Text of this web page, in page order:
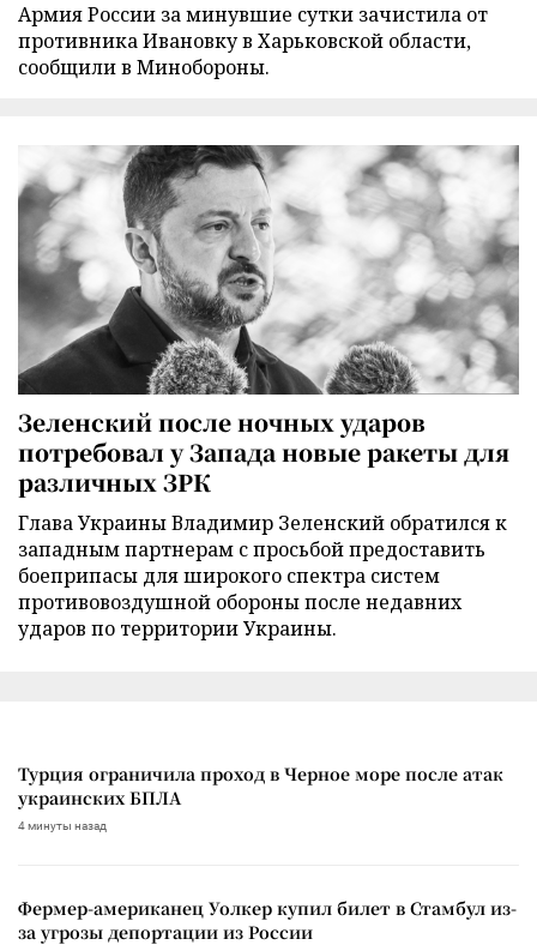
Армия России за минувшие сутки зачистила от
противника Ивановку в Харьковской области,
сообщили в Минобороны.
Зеленский после ночных ударов
потребовал у Запада новые ракеты для
различных ЗРК
Глава Украины Владимир Зеленский обратился к
западным партнерам с просьбой предоставить
боеприпасы для широкого спектра систем
противовоздушной обороны после недавних
ударов по территории Украины.
Турция ограничила проход в Черное море после атак
украинских БПЛА
4 минуты назад
Фермер-американец Уолкер купил билет в Стамбул из-
за угрозы депортации из России